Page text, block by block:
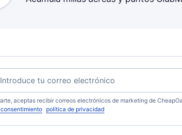
aceptas recibir correos electrónicos de marketing de
política de privacidad